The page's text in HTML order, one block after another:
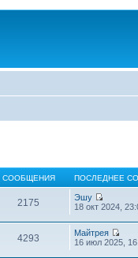
СООБЩЕНИЯ ПОСЛЕДНЕЕ
2175
Эшу
18 окт 2024,
4293
Майтрея
16 июл 2025,